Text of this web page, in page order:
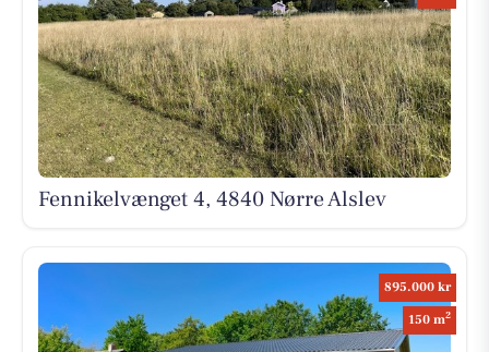
Fennikelvænget 4, 4840 Nørre Alslev
895.000 kr
150 m2